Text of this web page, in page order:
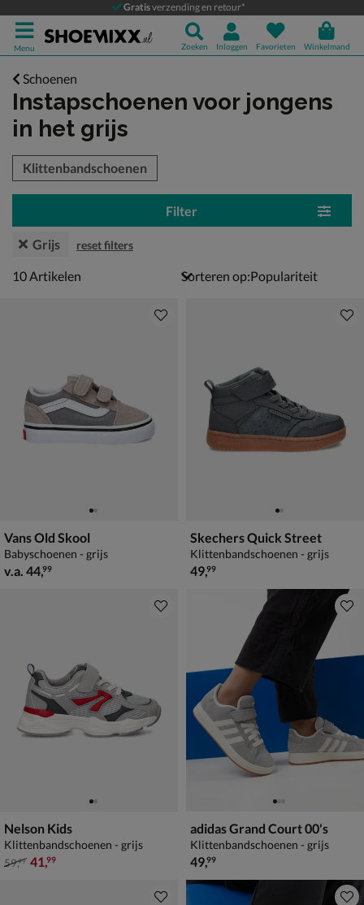
Gratisverzending en retour*
Menu Zoeken Inloggen Favorieten Winkelmand
Schoenen
Instapschoenen voor jongens
in het grijs
over
Klittenbandschoenen
Filter
Grijs reset filters
10 artikelen
10Artikelen Sorteren op:
Vans Old Skool
Babyschoenen - grijs
vanaf € 44,99
v.a. 44,99
Skechers Quick Street
Klittenbandschoenen - grijs
€ 49,99
49,99
Nelson Kids
Klittenbandschoenen - grijs
van € 59,99 voor € 41,99
59,99 41,99
adidas Grand Court 00's
Klittenbandschoenen - grijs
€ 49,99
49,99